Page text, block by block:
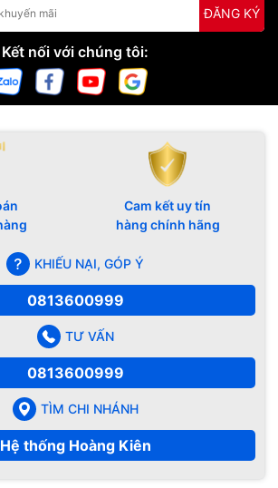
ĐĂNG KÝ
Kết nối với chúng tôi:
Cam kết uy tín
hàng chính hãng
KHIẾU NẠI, GÓP Ý
0813600999
TƯ VẤN
0813600999
TÌM CHI NHÁNH
Hệ thống Hoàng Kiên